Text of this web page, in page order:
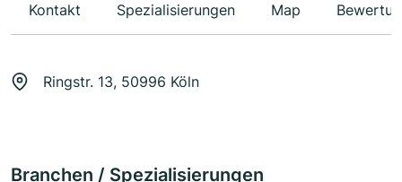
Kontakt Spezialisierungen Map
Ringstr. 13, 50996 Köln
Branchen / Spezialisierungen